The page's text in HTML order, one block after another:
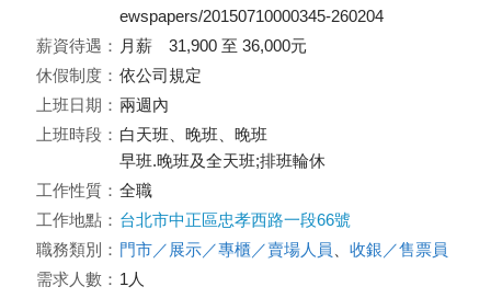
ewspapers/20150710000345-260204
薪資待遇： 月薪 31,900 至 36,000元
休假制度： 依公司規定
上班日期： 兩週內
上班時段： 白天班、晚班、晚班
早班.晚班及全天班;排班輪休
工作性質： 全職
工作地點： 台北市中正區忠孝西路一段66號
職務類別： 門市／展示／專櫃／賣場人員
收銀／售票員
需求人數： 1人